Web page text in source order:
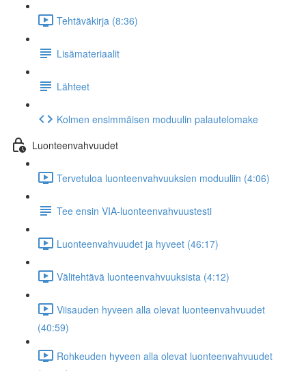
Tehtäväkirja (8:36)
Lisämateriaalit
Lähteet
Kolmen ensimmäisen moduulin palautelomake
Luonteenvahvuudet
Tervetuloa luonteenvahvuuksien moduuliin (4:06)
Tee ensin VIA-luonteenvahvuustesti
Luonteenvahvuudet ja hyveet (46:17)
Välitehtävä luonteenvahvuuksista (4:12)
Viisauden hyveen alla olevat luonteenvahvuudet
(40:59)
Rohkeuden hyveen alla olevat luonteenvahvuudet